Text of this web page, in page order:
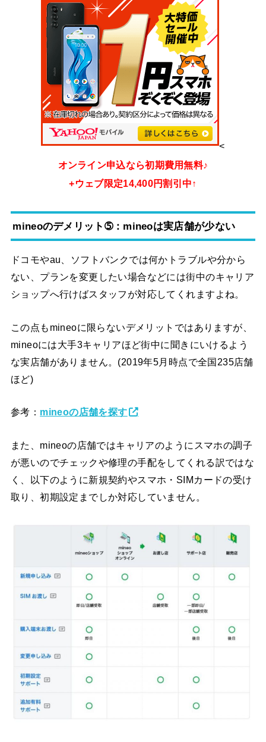
<
オンライン申込なら初期費用無料♪
+ウェブ限定14,400円割引中↑
mineoのデメリット➄：mineoは実店舗が少ない
ドコモやau、ソフトバンクでは何かトラブルや分から
ない、プランを変更したい場合などには街中のキャリア
ショップへ行けばスタッフが対応してくれますよね。
この点もmineoに限らないデメリットではありますが、
mineoには大手3キャリアほど街中に聞きにいけるよう
な実店舗がありません。(2019年5月時点で全国235店舗
ほど)
参考： mineoの店舗を探す
また、mineoの店舗ではキャリアのようにスマホの調子
が悪いのでチェックや修理の手配をしてくれる訳ではな
く、以下のように新規契約やスマホ・SIMカードの受け
取り、初期設定までしか対応していません。